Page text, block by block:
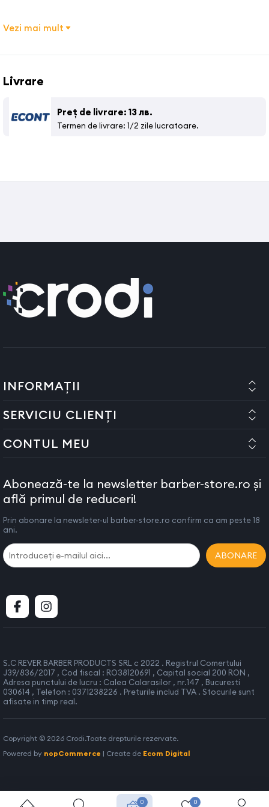
0
0
Vezi mai mult
Livrare
Preț de livrare: 13 лв.
Termen de livrare: 1/2 zile lucratoare.
INFORMAȚII
SERVICIU CLIENȚI
CONTUL MEU
Abonează-te la newsletter barber-store.ro și
află primul de reduceri!
Prin abonare la newsleter-ul barber-store.ro confirm ca am peste 18
ani.
ABONARE
S.C REVER BARBER PRODUCTS SRL c 2022 . Registrul Comertului
J39/836/2017 , Cod fiscal : RO38120691 , Capital social 200 RON ,
Adresa punctului de lucru : Calea Calarasilor , nr.147 , Bucuresti
030614 , Telefon : 0371238226 . Preturile includ TVA . Stocurile sunt
afisate in timp real.
Copyright © 2026 Crodi.Toate drepturile rezervate.
Powered by nopCommerce | Create de Ecom Digital